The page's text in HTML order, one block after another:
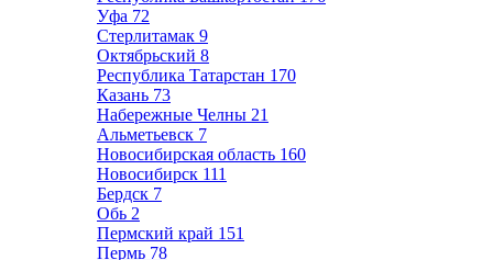
Уфа 72
Стерлитамак 9
Октябрьский 8
Республика Татарстан 170
Казань 73
Набережные Челны 21
Альметьевск 7
Новосибирская область 160
Новосибирск 111
Бердск 7
Обь 2
Пермский край 151
Пермь 78